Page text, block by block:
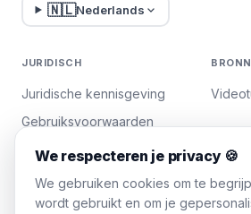
🇳🇱Nederlands
JURIDISCH
Juridische kennisgeving
Gebruiksvoorwaarden
Privacybeleid
Cookies beheren
We respecteren je privacy 🍪
We gebruiken cookies om te
wordt gebruikt en om je